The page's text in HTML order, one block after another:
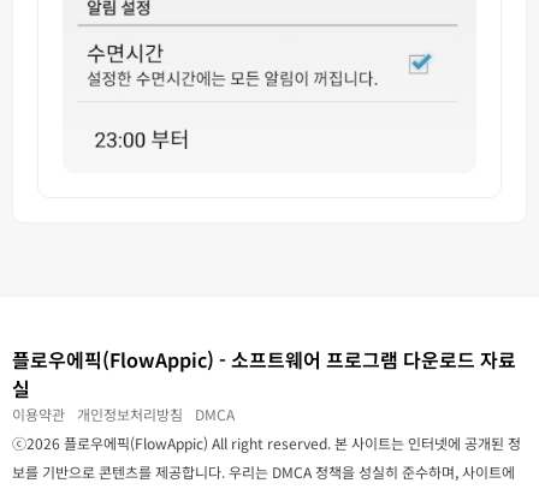
플로우에픽(FlowAppic) - 소프트웨어 프로그램 다운로드 자료
실
이용약관 개인정보처리방침
DMCA
ⓒ2026 플로우에픽(FlowAppic) All right reserved. 본 사이트는 인터넷에 공개된 정
보를 기반으로 콘텐츠를 제공합니다. 우리는 DMCA 정책을 성실히 준수하며, 사이트에